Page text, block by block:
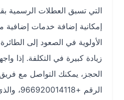
التي تسبق العطلات الرسمية بقليل.
إمكانية إضافة خدمات إضافية مثل
الأولوية في الصعود إلى الطائرة،
زيادة كبيرة في التكلفة. إذا واجهت
الحجز، يمكنك التواصل مع فريق
الرقم